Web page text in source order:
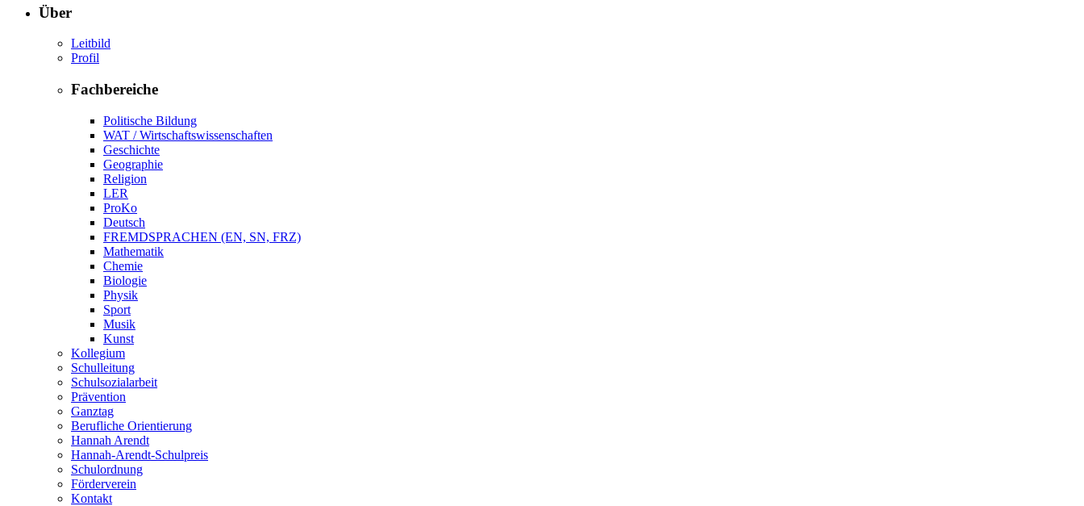
Über
Leitbild
Profil
Fachbereiche
Politische Bildung
WAT / Wirtschaftswissenschaften
Geschichte
Geographie
Religion
LER
ProKo
Deutsch
FREMDSPRACHEN (EN, SN, FRZ)
Mathematik
Chemie
Biologie
Physik
Sport
Musik
Kunst
Kollegium
Schulleitung
Schulsozialarbeit
Prävention
Ganztag
Berufliche Orientierung
Hannah Arendt
Hannah-Arendt-Schulpreis
Schulordnung
Förderverein
Kontakt